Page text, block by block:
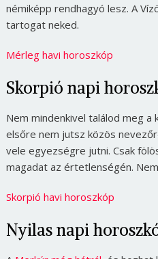
némiképp rendhagyó lesz. A
tartogat neked.
Mérleg havi horoszkóp
Skorpió napi
Nem mindenkivel találod meg a
elsőre nem jutsz közös
vele egyezségre jutni. Csak
magadat az értetlenségén.
Skorpió havi horoszkóp
Nyilas napi